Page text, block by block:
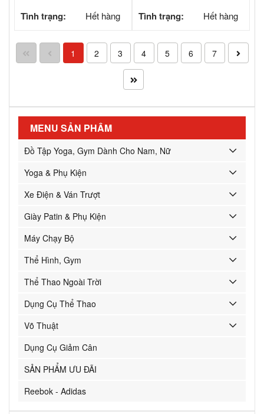
MENU SẢN PHẨM
Đồ Tập Yoga, Gym Dành Cho Nam, Nữ
Yoga & Phụ Kiện
Xe Điện & Ván Trượt
Giày Patin & Phụ Kiện
Máy Chạy Bộ
Thể Hình, Gym
Thể Thao Ngoài Trời
Dụng Cụ Thể Thao
Võ Thuật
Dụng Cụ Giảm Cân
SẢN PHẨM ƯU ĐÃI
Reebok - Adidas
Tình trạng: Hết hàng Tình trạng: Hết hàng
1 2 3 4 5 6 7